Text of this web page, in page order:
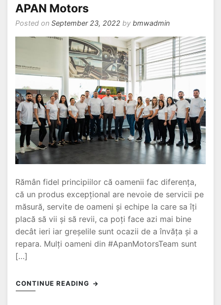
APAN Motors
Posted on September 23, 2022 by bmwadmin
Rămân fidel principiilor că oamenii fac diferența,
că un produs excepțional are nevoie de servicii pe
măsură, servite de oameni și echipe la care sa îți
placă să vii și să revii, ca poți face azi mai bine
decât ieri iar greșelile sunt ocazii de a învăța și a
repara. Mulți oameni din #ApanMotorsTeam sunt
[…]
CONTINUE READING